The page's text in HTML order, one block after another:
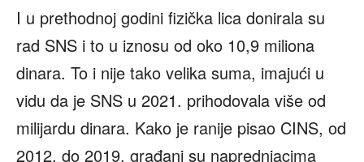
I u prethodnoj godini fizička lica donirala su
rad SNS i to u iznosu od oko 10,9 miliona
dinara. To i nije tako velika suma, imajući u
vidu da je SNS u 2021. prihodovala više od
milijardu dinara. Kako je ranije pisao CINS, od
2012. do 2019. građani su naprednjacima